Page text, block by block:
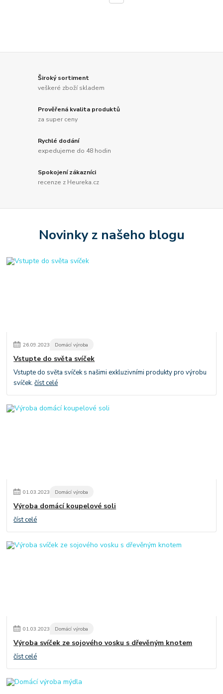
Široký sortiment
veškeré zboží skladem
Prověřená kvalita produktů
za super ceny
Rychlé dodání
expedujeme do 48 hodin
Spokojení zákazníci
recenze z Heureka.cz
Novinky z našeho blogu
26.09.2023 Domácí výroba
Vstupte do světa svíček
Vstupte do světa svíček s našimi exkluzivními produkty pro výrobu
svíček.číst celé
01.03.2023 Domácí výroba
Výroba domácí koupelové soli
číst celé
01.03.2023 Domácí výroba
Výroba svíček ze sojového vosku s dřevěným knotem
číst celé